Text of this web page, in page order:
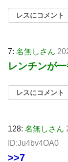
レスにコメント
7: 名無しさん
レンチンが
レスにコメント
128: 名無しさん
ID:Ju4bv4OA0
>>7